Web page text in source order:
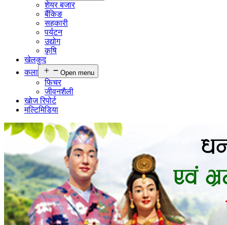
शेयर बजार
बैंकिङ
सहकारी
पर्यटन
उद्योग
कृषि
खेलकुद
कला
Open menu
फिचर
जीवनशैली
खोज रिपोर्ट
मल्टिमिडिया